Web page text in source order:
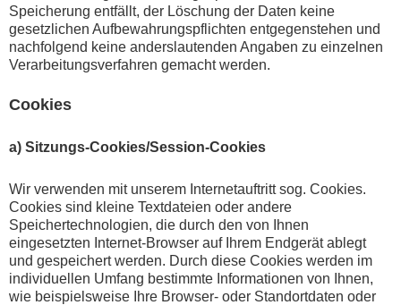
Speicherung entfällt, der Löschung der Daten keine
gesetzlichen Aufbewahrungspflichten entgegenstehen und
nachfolgend keine anderslautenden Angaben zu einzelnen
Verarbeitungsverfahren gemacht werden.
Cookies
a) Sitzungs-Cookies/Session-Cookies
Wir verwenden mit unserem Internetauftritt sog. Cookies.
Cookies sind kleine Textdateien oder andere
Speichertechnologien, die durch den von Ihnen
eingesetzten Internet-Browser auf Ihrem Endgerät ablegt
und gespeichert werden. Durch diese Cookies werden im
individuellen Umfang bestimmte Informationen von Ihnen,
wie beispielsweise Ihre Browser- oder Standortdaten oder